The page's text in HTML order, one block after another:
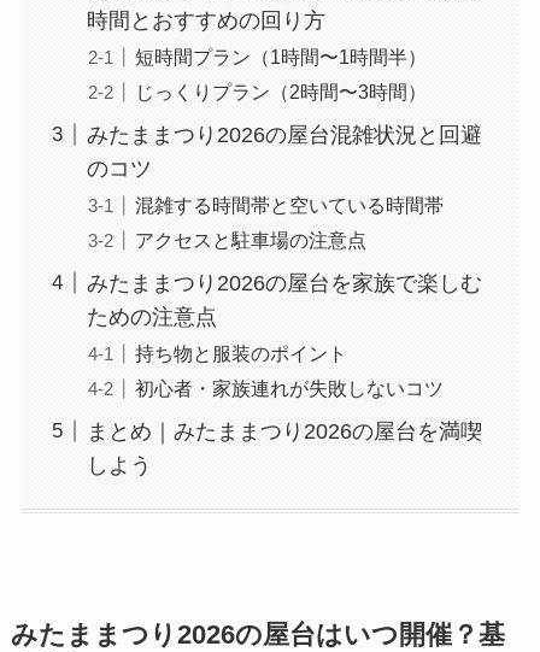
時間とおすすめの回り方
短時間プラン（1時間〜1時間半）
じっくりプラン（2時間〜3時間）
みたままつり2026の屋台混雑状況と回避
のコツ
混雑する時間帯と空いている時間帯
アクセスと駐車場の注意点
みたままつり2026の屋台を家族で楽しむ
ための注意点
持ち物と服装のポイント
初心者・家族連れが失敗しないコツ
まとめ｜みたままつり2026の屋台を満喫
しよう
みたままつり2026の屋台はいつ開催？基